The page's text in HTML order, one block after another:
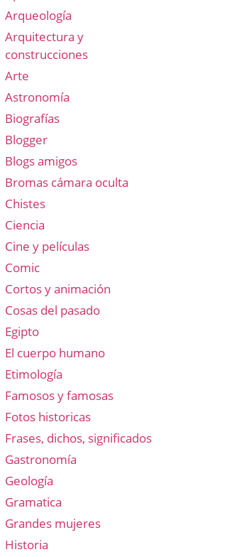
Arqueología
Arquitectura y
construcciones
Arte
Astronomía
Biografías
Blogger
Blogs amigos
Bromas cámara oculta
Chistes
Ciencia
Cine y películas
Comic
Cortos y animación
Cosas del pasado
Egipto
El cuerpo humano
Etimología
Famosos y famosas
Fotos historicas
Frases, dichos, significados
Gastronomía
Geología
Gramatica
Grandes mujeres
Historia